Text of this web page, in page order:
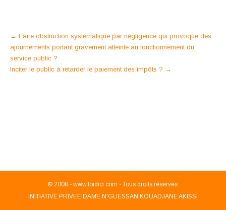
Post
navigation
← Faire obstruction systématique par négligence qui provoque des
ajournements portant gravement atteinte au fonctionnement du
service public ?
Inciter le public à retarder le paiement des impôts ? →
© 2008 - www.loidici.com - Tous droits réservés.
INITIATIVE PRIVEE DAME N'GUESSAN KOUADJANE AKISSI